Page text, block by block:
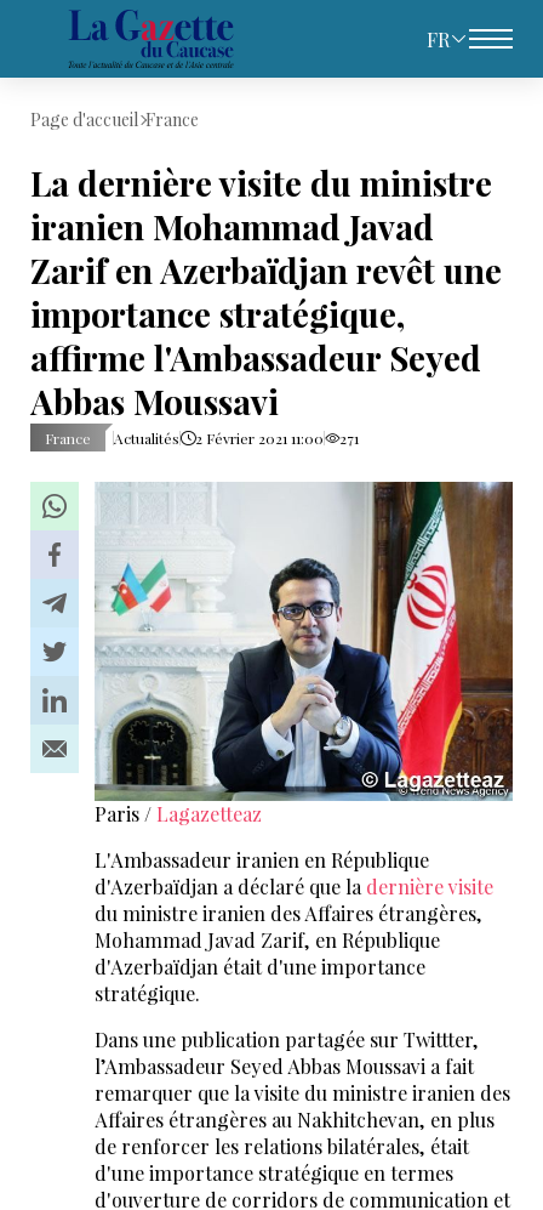
FR
Page d'accueil France
La dernière visite du ministre
iranien Mohammad Javad
Zarif en Azerbaïdjan revêt une
importance stratégique,
affirme l'Ambassadeur Seyed
Abbas Moussavi
France Actualités 2 Février 2021 11:00 271
Paris / Lagazetteaz
L'Ambassadeur iranien en République
d'Azerbaïdjan a déclaré que la dernière visite
du ministre iranien des Affaires étrangères,
Mohammad Javad Zarif, en République
d'Azerbaïdjan était d'une importance
stratégique.
Dans une publication partagée sur Twittter,
l’Ambassadeur Seyed Abbas Moussavi a fait
remarquer que la visite du ministre iranien des
Affaires étrangères au Nakhitchevan, en plus
de renforcer les relations bilatérales, était
d'une importance stratégique en termes
d'ouverture de corridors de communication et